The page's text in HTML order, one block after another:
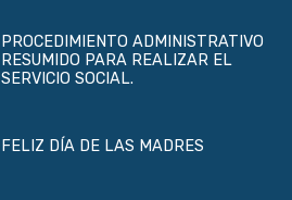
PROCEDIMIENTO ADMINISTRATIVO
RESUMIDO PARA REALIZAR EL
SERVICIO SOCIAL.
FELIZ DÍA DE LAS MADRES